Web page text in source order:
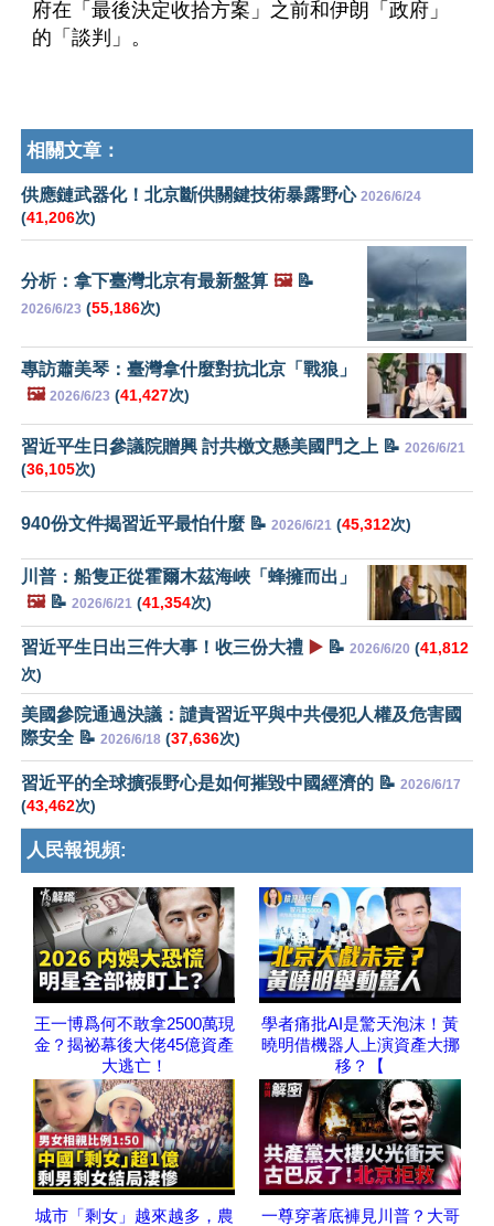
府在「最後決定收拾方案」之前和伊朗「政府」
的「談判」。
相關文章：
供應鏈武器化！北京斷供關鍵技術暴露野心 2026/6/24
(41,206次)
分析：拿下臺灣北京有最新盤算 🖼️📝
2026/6/23 (55,186次)
專訪蕭美琴：臺灣拿什麼對抗北京「戰狼」
🖼️ 2026/6/23 (41,427次)
習近平生日參議院贈興 討共檄文懸美國門之上 📝 2026/6/21
(36,105次)
940份文件揭習近平最怕什麼 📝 2026/6/21 (45,312次)
川普：船隻正從霍爾木茲海峽「蜂擁而出」
🖼️📝 2026/6/21 (41,354次)
習近平生日出三件大事！收三份大禮 ▶️ 📝 2026/6/20 (41,812
次)
美國參院通過決議：譴責習近平與中共侵犯人權及危害國
際安全 📝 2026/6/18 (37,636次)
習近平的全球擴張野心是如何摧毀中國經濟的 📝 2026/6/17
(43,462次)
人民報視頻:
王一博爲何不敢拿2500萬現
金？揭祕幕後大佬45億資產
大逃亡！
學者痛批AI是驚天泡沫！黃
曉明借機器人上演資產大挪
移？【
城市「剩女」越來越多，農
一尊穿著底褲見川普？大哥